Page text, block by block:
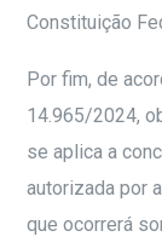
Constituição
Por fim, de
14.965/2024,
se aplica a
autorizada por
que ocorrerá